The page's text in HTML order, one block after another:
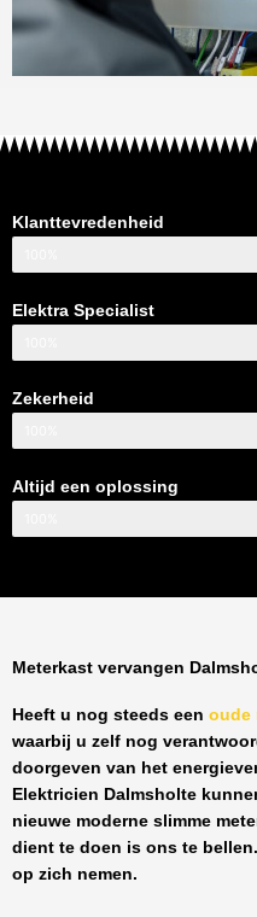
Klanttevredenheid
Elektra Specialist
Zekerheid
Altijd een oplossing
Meterkast vervangen
Heeft u nog steeds een oude
waarbij u zelf nog
doorgeven van het
Elektricien Dalmsholte
nieuwe moderne slimme
dient te doen is ons te
op zich nemen.